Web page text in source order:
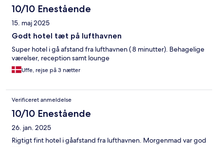
10/10 Enestående
15. maj 2025
Godt hotel tæt på lufthavnen
Super hotel i gå afstand fra lufthavnen ( 8 minutter). Behagelige
værelser, reception samt lounge
Uffe, rejse på 3 nætter
Verificeret anmeldelse
10/10 Enestående
26. jan. 2025
Rigtigt fint hotel i gåafstand fra lufthavnen. Morgenmad var god